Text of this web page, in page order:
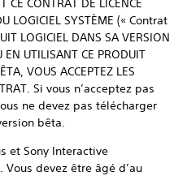
CE CONTRAT DE LICENCE
LOGICIEL SYSTÈME (« Contrat
LOGICIEL DANS SA VERSION
EN UTILISANT CE PRODUIT
VOUS ACCEPTEZ LES
Si vous n’acceptez pas
ne devez pas télécharger
bêta.
et Sony Interactive
Vous devez être âgé d’au